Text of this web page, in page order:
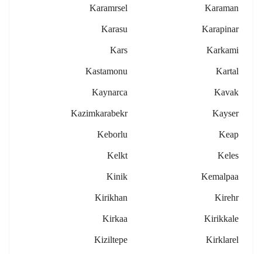
Karaman
Karamrsel
Karapinar
Karasu
Karkami
Kars
Kartal
Kastamonu
Kavak
Kaynarca
Kayser
Kazimkarabekr
Keap
Keborlu
Keles
Kelkt
Kemalpaa
Kinik
Kirehr
Kirikhan
Kirikkale
Kirkaa
Kirklarel
Kiziltepe